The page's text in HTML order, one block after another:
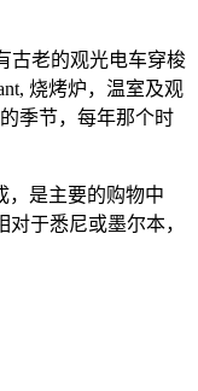
古老的观光电车穿梭
烧烤炉，温室及观
季节，每年那个时
，是主要的购物中
于悉尼或墨尔本，